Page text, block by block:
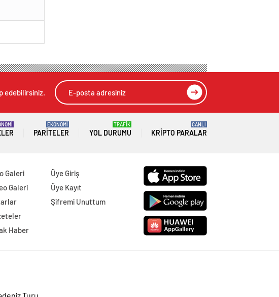
edebilirsiniz.
PARITELER
EKONOMİ
YOL DURUMU
TRAFİK
KRIPTO PARALAR
CANLI
Galeri
Galeri
Haber
Üye Giriş
Üye Kayıt
Şifremi Unuttum